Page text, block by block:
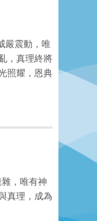
嚴震動，唯
，真理終將
照耀，恩典
，唯有神
真理，成為